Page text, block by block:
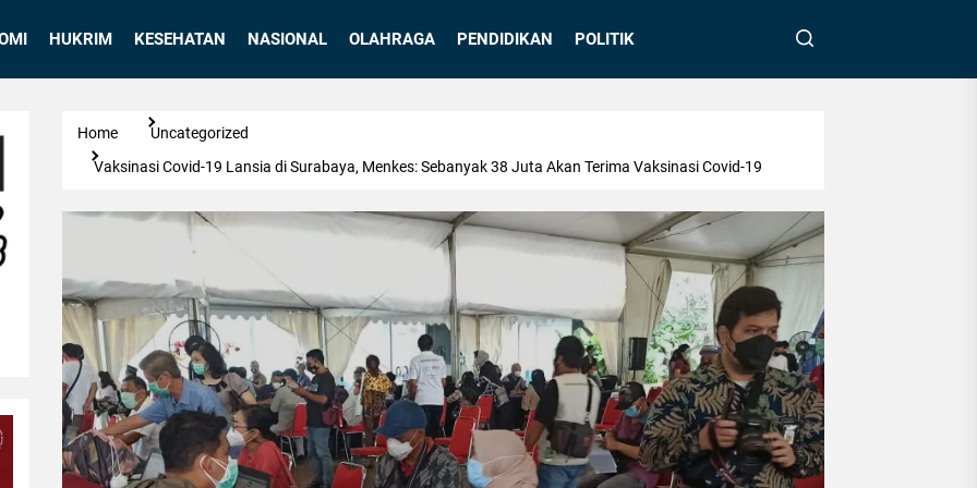
HUKRIM KESEHATAN NASIONAL OLAHRAGA PENDIDIKAN POLITIK
Home
Uncategorized
Vaksinasi Covid-19 Lansia di Surabaya, Menkes: Sebanyak 38 Juta Akan Terima Vaksinasi Covid-19